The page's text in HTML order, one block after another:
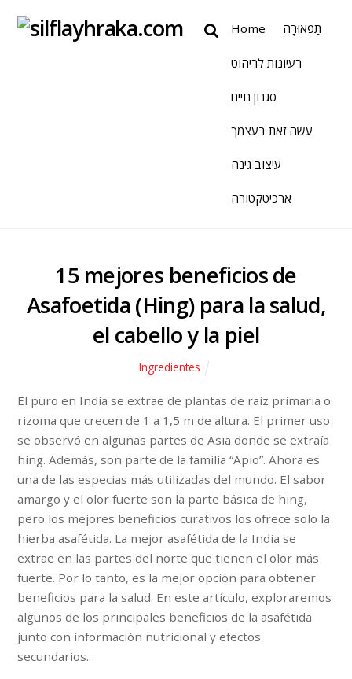
Home תַפאוּרָה
רעיונות לריהוט
סגנון חיים
עשה זאת בעצמך
עיצוב גינה
ארכיטקטורה
15 mejores beneficios de
Asafoetida (Hing) para la salud,
el cabello y la piel
Ingredientes
El puro en India se extrae de plantas de raíz primaria o
rizoma que crecen de 1 a 1,5 m de altura. El primer uso
se observó en algunas partes de Asia donde se extraía
hing. Además, son parte de la familia “Apio”. Ahora es
una de las especias más utilizadas del mundo. El sabor
amargo y el olor fuerte son la parte básica de hing,
pero los mejores beneficios curativos los ofrece solo la
hierba asafétida. La mejor asafétida de la India se
extrae en las partes del norte que tienen el olor más
fuerte. Por lo tanto, es la mejor opción para obtener
beneficios para la salud. En este artículo, exploraremos
algunos de los principales beneficios de la asafétida
junto con información nutricional y efectos
secundarios..